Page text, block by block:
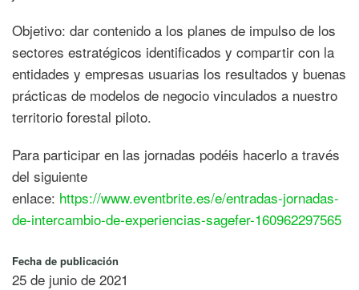
Objetivo: dar contenido a los planes de impulso de los
sectores estratégicos identificados y compartir con la
entidades y empresas usuarias los resultados y buenas
prácticas de modelos de negocio vinculados a nuestro
territorio forestal piloto.
Para participar en las jornadas podéis hacerlo a través
del siguiente
enlace: https://www.eventbrite.es/e/entradas-jornadas-
de-intercambio-de-experiencias-sagefer-160962297565
Fecha de publicación
25 de junio de 2021